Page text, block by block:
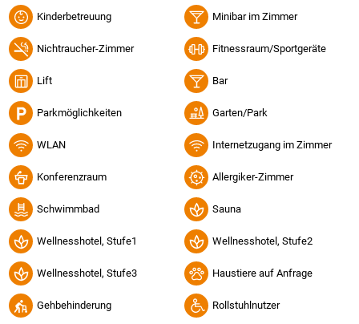
Kinderbetreuung Minibar im Zimmer
Nichtraucher-Zimmer Fitnessraum/Sportgeräte
Lift Bar
Parkmöglichkeiten Garten/Park
WLAN Internetzugang im Zimmer
Konferenzraum Allergiker-Zimmer
Schwimmbad Sauna
Wellnesshotel, Stufe1 Wellnesshotel, Stufe2
Wellnesshotel, Stufe3 Haustiere auf Anfrage
Gehbehinderung Rollstuhlnutzer